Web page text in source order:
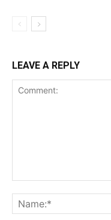
LEAVE A REPLY